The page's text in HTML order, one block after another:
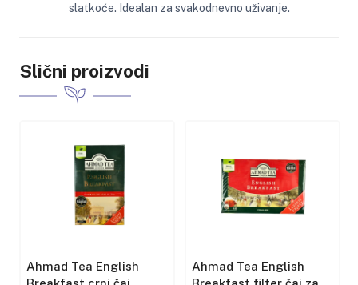
slatkoće. Idealan za svakodnevno uživanje.
Slični proizvodi
Ahmad Tea English
Ahmad Tea English